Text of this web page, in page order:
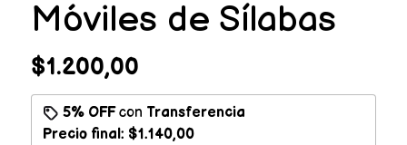
Móviles de Sílabas
$1.200,00
5% OFFcon Transferencia
Precio final: $1.140,00